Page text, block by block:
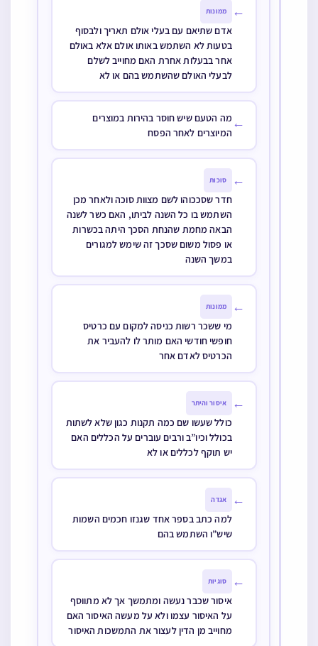
סירוב אולם הטוען
שלה טען עבורה
שיש חולקים על
מוציאים סירוב על
זה, מי מהשנים
← ממונות
אדם שתיאם עם בעלי אולם תאריך ולבסוף
בטעות לא השתמש באותו אולם אלא באולם
אחר בבעלות אחרת האם מחוייב לשלם
לבעלי האולם שהשתמש בהם או לא
← מה הטעם שיש חוסר בהירות במוצרים
המיוצרים לאחר הפסח
← סוכות
חדר שסככוהו לשם מצוות סוכה ולאחר מכן
השתמש בו כל השנה לביתו, האם כשר לשנה
הבאה מחמת שהנחת הסכך היתה בכשרות
או פסול משום שסכך זה שימש למגורים
במשך השנה
← ממונות
מי ששכר רשות כניסה למקום עם כרטיס
חופשי חודשי האם מותר לו להעביר את
הכרטיס לאדם אחר
← איסור והיתר
כולל שעשו שם כמה תקנות כגון שלא לשתות
בכולל וכיו”ב ורבים עוברים על הכללים האם
יש תוקף לכללים או לא
← אגדה
למה כתב בספר אחד שגנזו חכמים השמות
שיש”ו השתמש בהם
← סוגיות
איסור שכבר נעשה ומתמשך אך לא מתווסף
על האיסור עצמו ולא על מעשה האיסור האם
מחוייב מן הדין לעצור את התמשכות האיסור